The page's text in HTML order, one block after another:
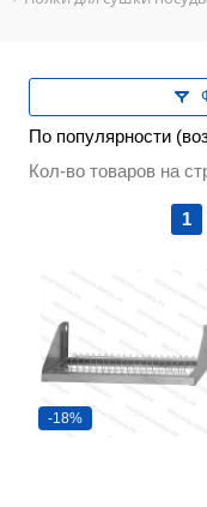
По популярности
Кол-во товаров на
1
-18%